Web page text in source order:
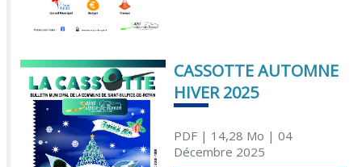
CASSOTTE AUTOMNE
HIVER 2025
PDF| 14,28 Mo | 04
Décembre 2025